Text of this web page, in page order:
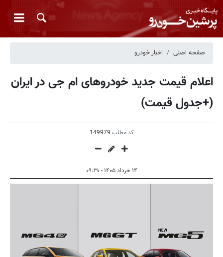
صفحه اصلی اخبار خودرو
اعلام قیمت جدید خودروهای ام جی در ایران
(+جدول قیمت)
کد مطلب 149979
۱۴ خرداد ۱۴۰۵ - ۰۹:۳۰